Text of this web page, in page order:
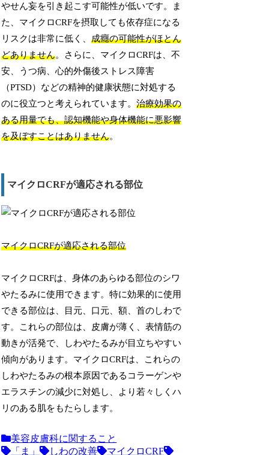
やせん妄を引き起こす可能性が低いです。ま
た、マイクロCRFを摂取しても依存症になる
リスクは非常に低く、成癮の可能性がほとん
どありません。さらに、マイクロCRFは、不
安、うつ病、心的外傷後ストレス障害
（PTSD）などの精神的健康状態に対処する
のに役立つと考えられています。治療効果の
ある用量でも、認知機能や身体機能に悪影響
を及ぼすことはありません。
マイクロCRFが適応される部位
マイクロCRFが適応される部位
マイクロCRFは、身体のあらゆる部位のシワ
やたるみに使用できます。特に効果的に使用
できる部位は、目元、口元、額、首のしわで
す。これらの部位は、皮膚が薄く、表情筋の
動きが活発で、しわやたるみが目立ちやすい
傾向があります。マイクロCRFは、これらの
しわやたるみの根本原因であるコラーゲンや
エラスチンの減少に対処し、より若々しくハ
リのある肌をもたらします。
美容皮膚科に関すること
「ま」
しわの改善
マイクロCRF